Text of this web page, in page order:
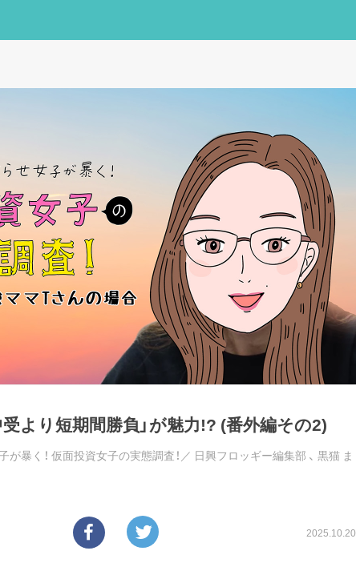
より短期間勝負」が魅力!? (番外編その2)
暴く！ 仮面投資女子の実態調査！／ 日興フロッギー編集部 、 黒猫 ま
2025.10.20